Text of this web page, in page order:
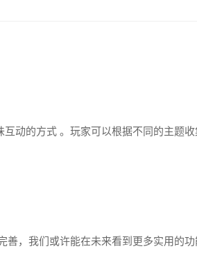
动的方式 。玩家可以根据不同的主题
善，我们或许能在未来看到更多实用的